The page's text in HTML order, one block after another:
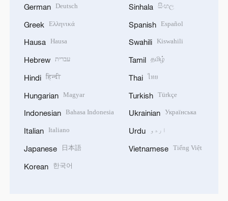
German Deutsch
Greek Ελληνικά
Hausa Hausa
Hebrew עברית
Hindi हिन्दी
Hungarian Magyar
Indonesian Bahasa Indonesia
Italian Italiano
Japanese 日本語
Korean 한국어
Sinhala සිංහල
Spanish Español
Swahili Kiswahili
Tamil தமிழ்
Thai ไทย
Turkish Türkçe
Ukrainian Українська
Urdu اردو
Vietnamese Tiếng Việt